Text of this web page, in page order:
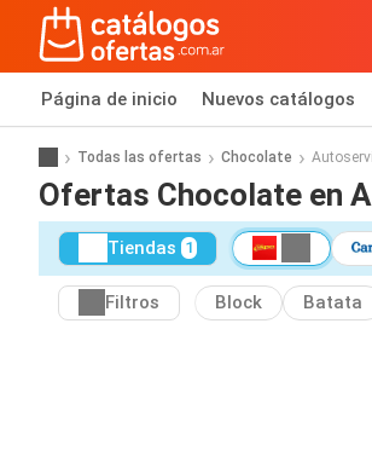
Página de inicio Nuevos catálogos
Todas las ofertas Chocolate
Ofertas Chocolate en
Tiendas 1
Filtros Block Batata